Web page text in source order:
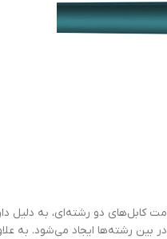
کابل‌های دو رشته‌ای، به دلیل
رشته‌ها ایجاد می‌شود. به‌